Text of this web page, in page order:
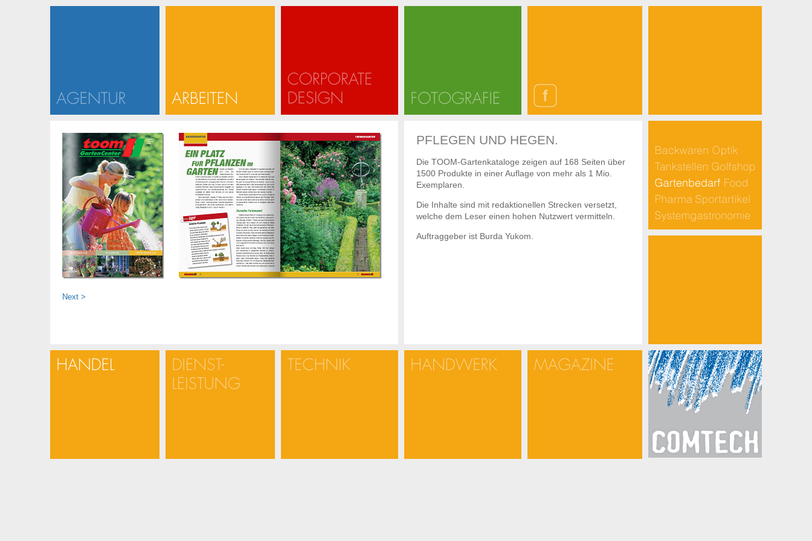
Next >
PFLEGEN UND HEGEN.
Die TOOM-Gartenkataloge zeigen auf 168 Seiten über
1500 Produkte in einer Auflage von mehr als 1 Mio.
Exemplaren.
Die Inhalte sind mit redaktionellen Strecken versetzt,
welche dem Leser einen hohen Nutzwert vermitteln.
Auftraggeber ist Burda Yukom.